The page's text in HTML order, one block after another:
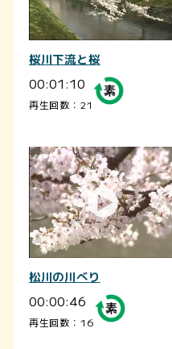
桜川下流と桜
00:01:10
再生回数：21
松川の川べり
00:00:46
再生回数：16